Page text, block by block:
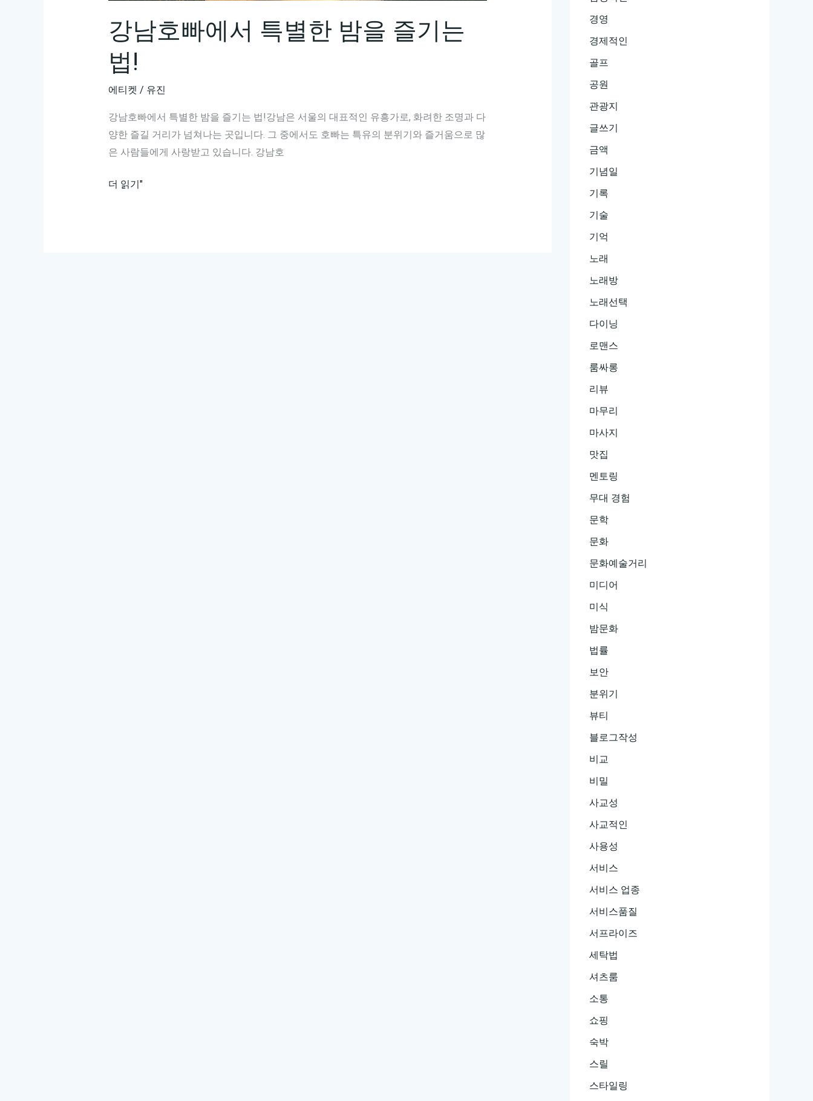
강남호빠에서 특별한 밤을 즐기는
법!
에티켓 / 유진
강남호빠에서 특별한 밤을 즐기는 법!강남은 서울의 대표적인 유흥가로, 화려한 조명과 다
양한 즐길 거리가 넘쳐나는 곳입니다. 그 중에서도 호빠는 특유의 분위기와 즐거움으로 많
은 사람들에게 사랑받고 있습니다. 강남호
강
더 읽기"
경영
경제적인
골프
공원
관광지
글쓰기
금액
기념일
기록
기술
기억
노래
노래방
노래선택
다이닝
로맨스
룸싸롱
리뷰
마무리
마사지
맛집
멘토링
무대 경험
문학
문화
문화예술거리
미디어
미식
밤문화
법률
보안
분위기
뷰티
블로그작성
비교
비밀
사교성
사교적인
사용성
서비스
서비스 업종
서비스품질
서프라이즈
세탁법
셔츠룸
소통
쇼핑
숙박
스릴
스타일링